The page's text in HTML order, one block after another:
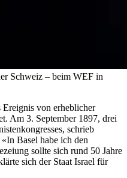
Schweiz – beim WEF in
von erheblicher
Am 3. September 1897, drei
schrieb
Basel habe ich den
sollte sich rund 50 Jahre
sich der Staat Israel für